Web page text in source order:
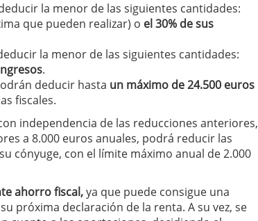
la menor de las siguientes cantidades:
que pueden realizar) o el 30% de sus
la menor de las siguientes cantidades:
.
deducir hasta un máximo de 24.500 euros
fiscales.
independencia de las reducciones anteriores,
a 8.000 euros anuales, podrá reducir las
cónyuge, con el límite máximo anual de 2.000
ahorro fiscal,ya que puede consigue una
próxima declaración de la renta. A su vez, se